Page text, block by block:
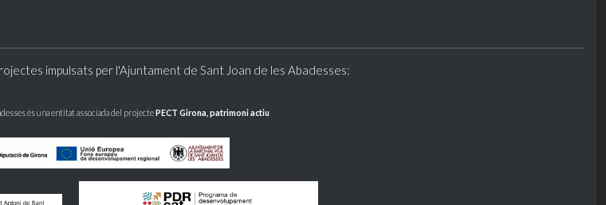
impulsats per l'Ajuntament de Sant Joan de les Abadesses:
és una entitat associada del projectePECT Girona, patrimoni actiu